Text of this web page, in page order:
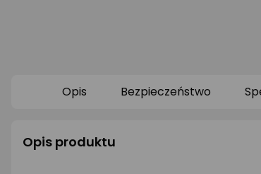
Opis Bezpieczeństwo
Opis produktu